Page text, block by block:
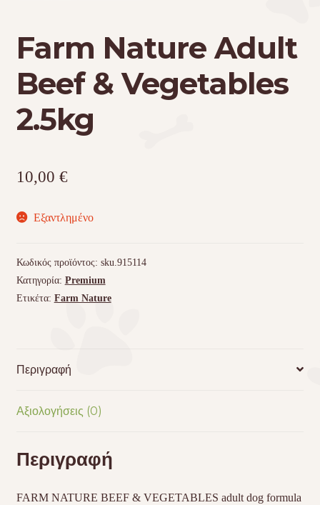
Τσάντες μεταφοράς
Επικοινωνία
Φροντίδα – Είδη Υγιεινής
Farm Nature Adult
Beef & Vegetables
2.5kg
10,00 €
Εξαντλημένο
Κωδικός προϊόντος: sku.915114
Κατηγορία: Premium
Ετικέτα: Farm Nature
Περιγραφή
Αξιολογήσεις (0)
Περιγραφή
FARM NATURE BEEF& VEGETABLES adult dog formula